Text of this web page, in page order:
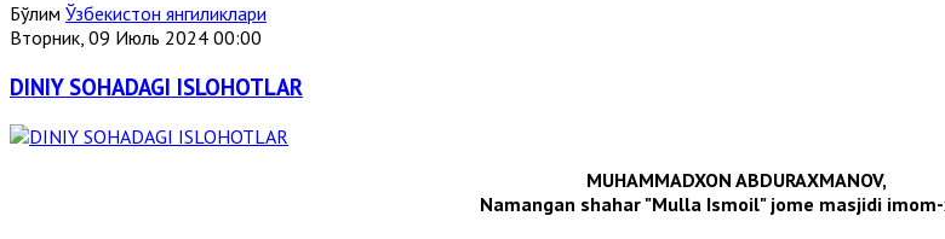
Бўлим Ўзбекистон янгиликлари
Вторник, 09 Июль 2024 00:00
DINIY SOHADAGI ISLOHOTLAR
MUHAMMADXON ABDURAXMANOV,
Namangan shahar "Mulla Ismoil" jome masjidi